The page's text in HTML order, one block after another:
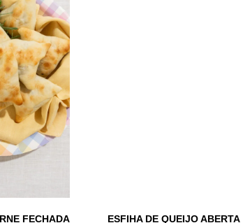
FECHADA ESFIHA DE QUEIJO ABERTA